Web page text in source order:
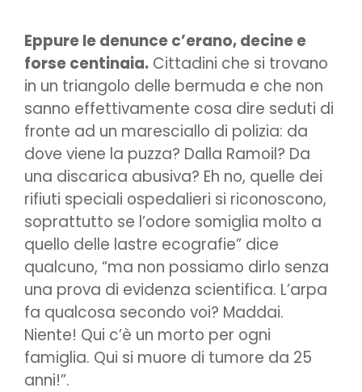
Eppure le denunce c’erano, decine e
forse centinaia. Cittadini che si trovano
in un triangolo delle bermuda e che non
sanno effettivamente cosa dire seduti di
fronte ad un maresciallo di polizia: da
dove viene la puzza? Dalla Ramoil? Da
una discarica abusiva? Eh no, quelle dei
rifiuti speciali ospedalieri si riconoscono,
soprattutto se l’odore somiglia molto a
quello delle lastre ecografie” dice
qualcuno, “ma non possiamo dirlo senza
una prova di evidenza scientifica. L’arpa
fa qualcosa secondo voi? Maddai.
Niente! Qui c’è un morto per ogni
famiglia. Qui si muore di tumore da 25
anni!”.